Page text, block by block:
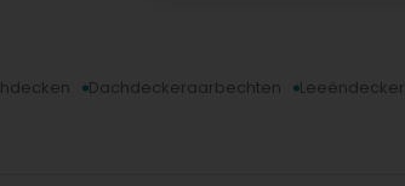
Dachdeckeraarbechten Leeëndecker